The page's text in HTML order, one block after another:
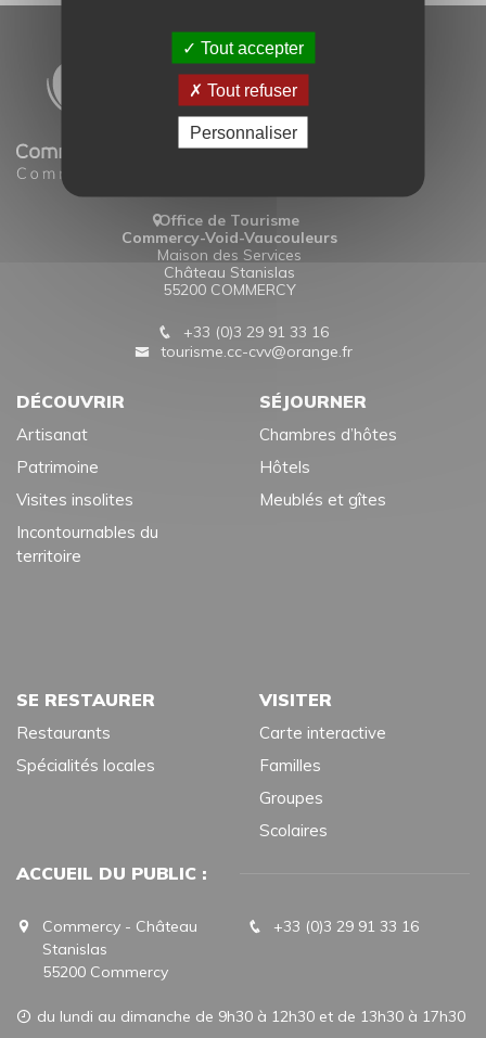
Office de Tourisme
Commercy-Void-Vaucouleurs
Maison des Services
Château Stanislas
55200 COMMERCY
+33 (0)3 29 91 33 16
tourisme.cc-cvv@orange.fr
DÉCOUVRIR
Artisanat
Patrimoine
Visites insolites
Incontournables du
territoire
SÉJOURNER
Chambres d’hôtes
Hôtels
Meublés et gîtes
SE RESTAURER
Restaurants
Spécialités locales
VISITER
Carte interactive
Familles
Groupes
Scolaires
ACCUEIL DU PUBLIC :
Commercy - Château
Stanislas
55200 Commercy
+33 (0)3 29 91 33 16
du lundi au dimanche de 9h30 à 12h30 et de 13h30 à 17h30
Tout accepter
Tout refuser
Personnaliser